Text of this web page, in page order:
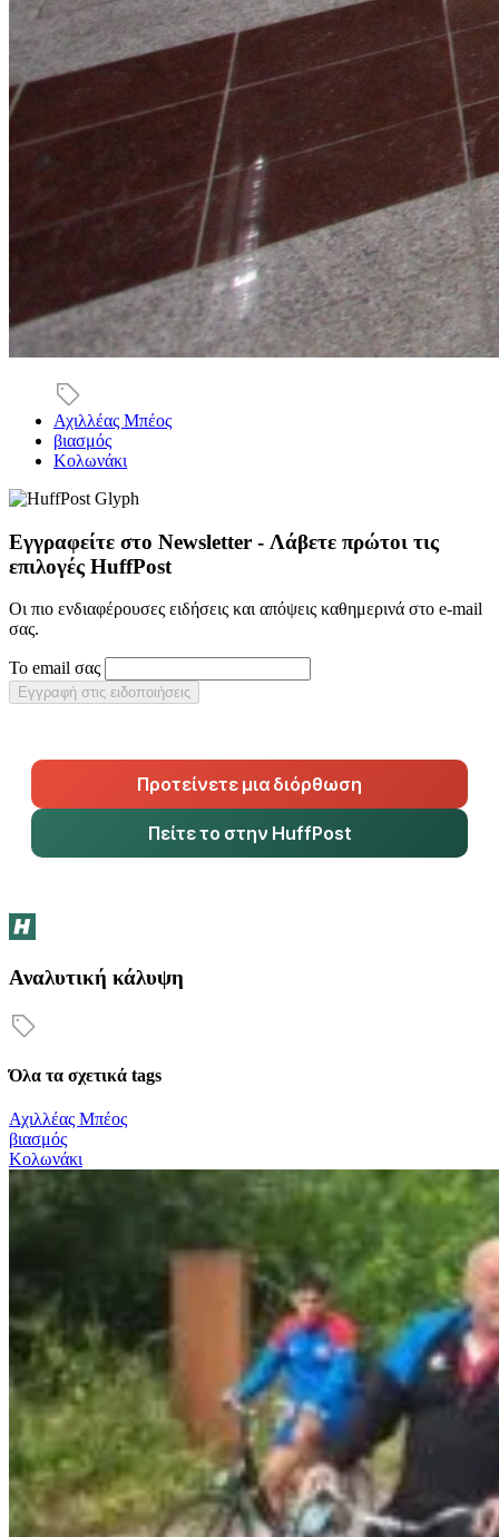
Αχιλλέας Μπέος
βιασμός
Κολωνάκι
Εγγραφείτε στο Newsletter - Λάβετε πρώτοι τις
επιλογές HuffPost
Οι πιο ενδιαφέρουσες ειδήσεις και απόψεις καθημερινά στο e-mail
σας.
Το email σας
Εγγραφή στις ειδοποιήσεις
Προτείνετε μια διόρθωση
Πείτε το στην HuffPost
Αναλυτική κάλυψη
Όλα τα σχετικά tags
Αχιλλέας Μπέος
βιασμός
Κολωνάκι